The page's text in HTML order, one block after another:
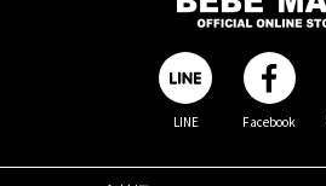
LINE Facebook